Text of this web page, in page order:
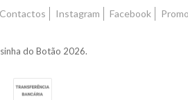
Contactos Instagram Facebook
do Botão 2026.